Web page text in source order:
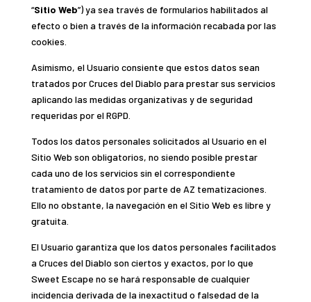
“Sitio Web”) ya sea través de formularios habilitados al
efecto o bien a través de la información recabada por las
cookies.
Asimismo, el Usuario consiente que estos datos sean
tratados por Cruces del Diablo para prestar sus servicios
aplicando las medidas organizativas y de seguridad
requeridas por el RGPD.
Todos los datos personales solicitados al Usuario en el
Sitio Web son obligatorios, no siendo posible prestar
cada uno de los servicios sin el correspondiente
tratamiento de datos por parte de AZ tematizaciones.
Ello no obstante, la navegación en el Sitio Web es libre y
gratuita.
El Usuario garantiza que los datos personales facilitados
a Cruces del Diablo son ciertos y exactos, por lo que
Sweet Escape no se hará responsable de cualquier
incidencia derivada de la inexactitud o falsedad de la